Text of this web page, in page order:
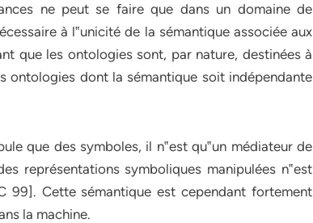
ne peut se faire que dans un domaine de
à l‟unicité de la sémantique associée aux
que les ontologies sont, par nature, destinées à
ontologies dont la sémantique soit indépendante
que des symboles, il n‟est qu‟un médiateur de
représentations symboliques manipulées n‟est
99]. Cette sémantique est cependant fortement
la machine.